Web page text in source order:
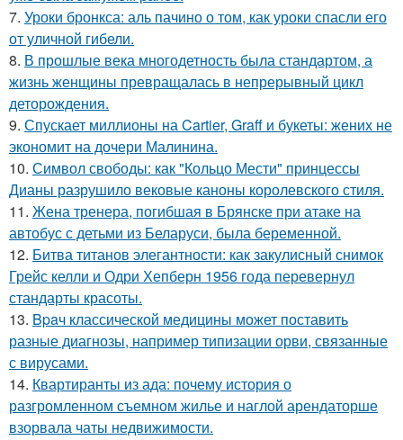
7. Уроки бронкса: аль пачино о том, как уроки спасли его
от уличной гибели.
8. В прошлые века многодетность была стандартом, а
жизнь женщины превращалась в непрерывный цикл
деторождения.
9. Спускает миллионы на Cartier, Graff и букеты: жених не
экономит на дочери Малинина.
10. Символ свободы: как "Кольцо Мести" принцессы
Дианы разрушило вековые каноны королевского стиля.
11. Жена тренера, погибшая в Брянске при атаке на
автобус с детьми из Беларуси, была беременной.
12. Битва титанов элегантности: как закулисный снимок
Грейс келли и Одри Хепберн 1956 года перевернул
стандарты красоты.
13. Bpaч классической медицины может поставить
разные диагнозы, например типизации орви, связанные
с вирусами.
14. Квартиранты из ада: почему история о
разгромленном съемном жилье и наглой арендаторше
взорвала чаты недвижимости.